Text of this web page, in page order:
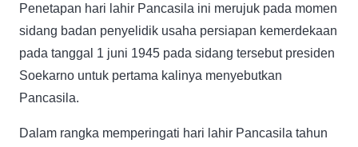
Penetapan hari lahir Pancasila ini merujuk pada momen
sidang badan penyelidik usaha persiapan kemerdekaan
pada tanggal 1 juni 1945 pada sidang tersebut presiden
Soekarno untuk pertama kalinya menyebutkan
Pancasila.
Dalam rangka memperingati hari lahir Pancasila tahun